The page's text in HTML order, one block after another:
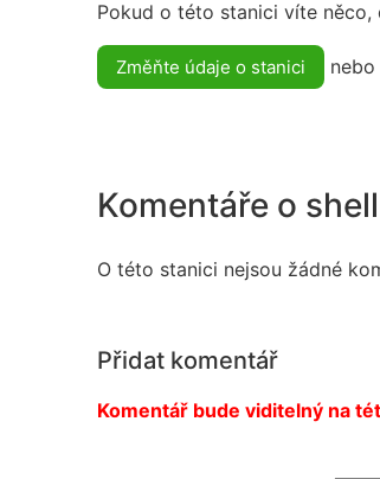
Pokud o této stanici víte něco,
Změňte údaje o stanici nebo
Komentáře o shell
O této stanici nejsou žádné
Přidat komentář
Komentář bude viditelný na